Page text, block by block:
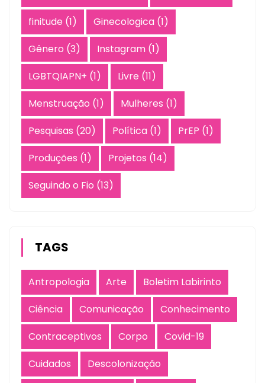
finitude (1) Ginecologica (1)
Gênero (3) Instagram (1)
LGBTQIAPN+ (1) Livre (11)
Menstruação (1) Mulheres (1)
Pesquisas (20) Política (1) PrEP (1)
Produções (1) Projetos (14)
Seguindo o Fio (13)
TAGS
Antropologia Arte
Boletim Labirinto
Ciência
Comunicação
Conhecimento
Contraceptivos
Corpo
Covid-19
Cuidados
Descolonização